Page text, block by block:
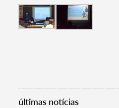
últimas notícias